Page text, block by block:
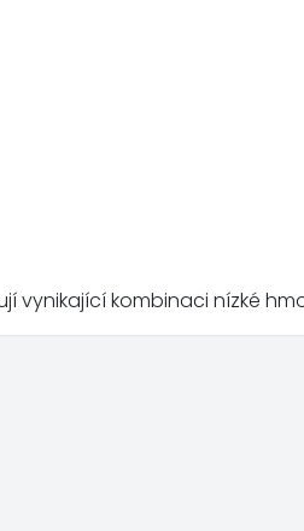
vynikající kombinaci nízké